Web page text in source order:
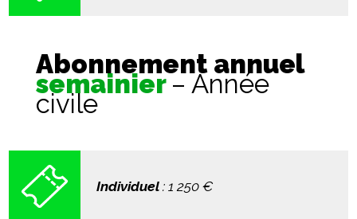
Abonnement annuel
semainier– Année
civile
Individuel : 1 250€